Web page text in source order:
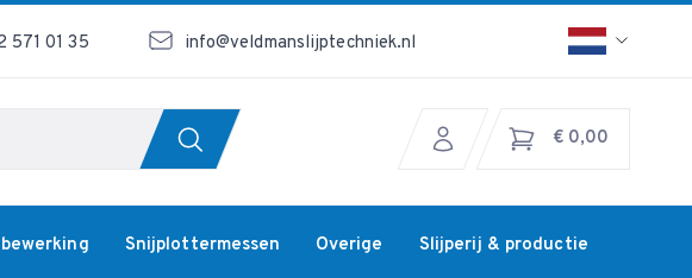
571 01 35 info@veldmanslijptechniek.nl
€ 0,00
Snijplottermessen Overige Slijperij & productie